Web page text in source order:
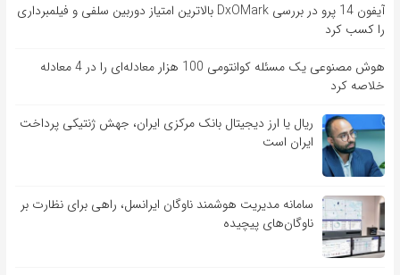
آیفون 14 پرو در بررسی DxOMark بالاترین امتیاز دوربین سلفی و فیلمبرداری
را کسب کرد
هوش مصنوعی یک مسئله کوانتومی 100 هزار معادله‌‎ای را در 4 معادله
خلاصه کرد
ریال یا ارز دیجیتال بانک مرکزی ایران، جهش ژنتیکی پرداخت
ایران است
سامانه مدیریت هوشمند ناوگان ایرانسل، راهی برای نظارت بر
ناوگان‌های پیچیده